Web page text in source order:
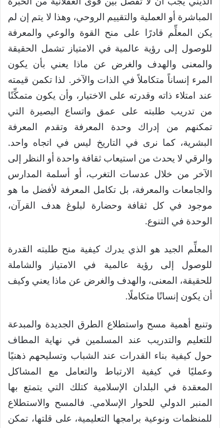
المباشرة أو العملية والتقييم الروحي، وهذا لا يتم إن لم
يكن المعلِّم قادرًا على منح القوة والوعي والمعرفة
للوصول إلى رؤية عالمية في الامتياز تشمل الحقيقة
والمعنى والهدف والغرض عن ماذا يعني بأن يكون
المرء إنساناً متكاملاً في الذات والآخر. لذا تكمن قيمته
عند امتلاء ذاته وقدرته على الاختيار، وأن يكون متمكِّنًا
من تدريب طلبته على عمق واتساع البصيرة التي
تمكنهم من إدراك وحدة المعرفة وتقدم المعرفة
البشرية، كما نرى في التاريخ ليس في اتجاه واحد.
والرقي لا يحدث من استيعاب ثقافة واحدة أو النظر إلى
الآخر من خلال عدسات التغرب، أو أسلمة المدارس
والجامعات والمعرفة، بل تكامل المعرفة لأفضل ما هو
موجود في كل ثقافة وحضارة لبلوغ هدف القرآن،
الوحدة في التنوع.
المعلِّم الجيد هو الذي يدرك كيفية منح طلبته القدرة
للوصول إلى رؤية عالمية في الامتياز والشاملة
للحقيقة، المعنى، والهدف والغرض عن ماذا يعني وكيف
أن يكون إنسانًا متكاملًا.
وتنبع أهمية مسح واستطلاع الطرق الجديدة والمبدعة
للتعليم والتدريب عند المسلمين في نهاية المطاف
حول كيفية بناء القدرات عند الشباب وتسليحهم ذهنيًا
وعمليًا في كيفية الارتباط والتعامل مع المشاكل
المعقدة في البلدان الإسلامية كتلك التي يتمتع بها
المنبر الدولي للحوار الإسلامي. فالمسح والاستطلاع
للمنظمات ونوعية برامجها التعليمية، على قلتها، تمكن